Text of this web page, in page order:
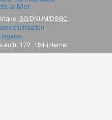
la Mer
SG/DNUM/DSGC
d'utilisation
légales
auth_172_184-internet